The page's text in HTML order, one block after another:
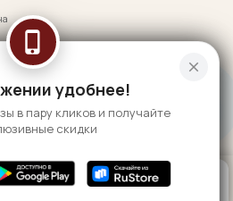
характер и не является публичной
КОРЗИНА
0 ₽
ВОЙТИ
close
phone_iphone
удобнее!
в пару кликов и получайте
скидки